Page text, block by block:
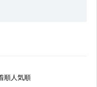
順人気順